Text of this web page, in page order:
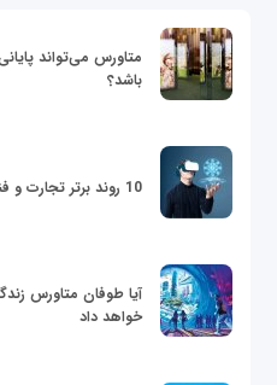
متاورس می‌تواند
باشد؟
10 روند برتر تجارت و فناوری در سال 2022
آیا طوفان متاورس
خواهد داد